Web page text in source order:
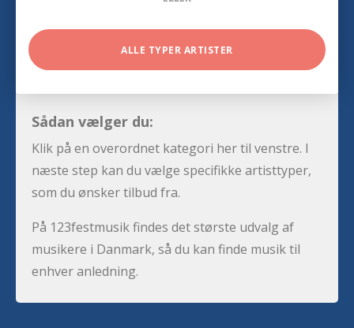
ALLE TYPER ARTISTER
Sådan vælger du:
Klik på en overordnet kategori her til venstre. I
næste step kan du vælge specifikke artisttyper,
som du ønsker tilbud fra.
På 123festmusik findes det største udvalg af
musikere i Danmark, så du kan finde musik til
enhver anledning.